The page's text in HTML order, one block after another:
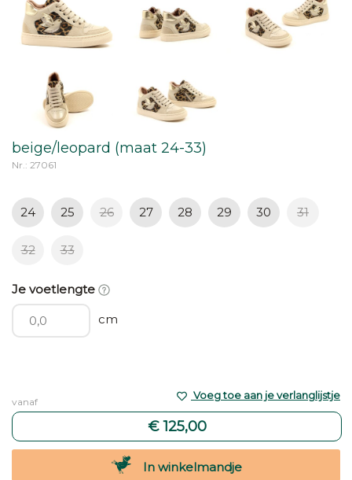
beige/leopard (maat 24-33)
Nr.: 27061
24 25 26 27 28 29 30 31
32 33
Je voetlengte
cm
vanaf
€ 125,00
Voeg toe aan je verlanglijstje
In winkelmandje